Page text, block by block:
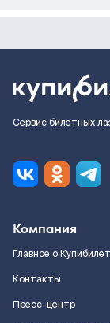
Сервис билетных
Компания
Главное о
Контакты
Пресс-центр